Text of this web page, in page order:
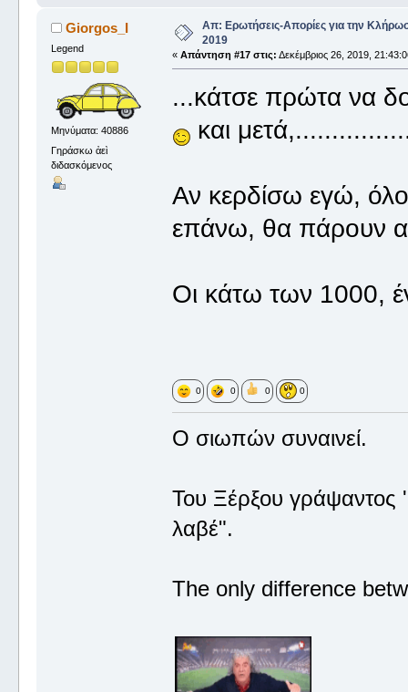
Giorgos_I
Legend
Μηνύματα: 40886
Γηράσκω ἀεὶ
διδασκόμενος
Απ: Ερωτήσεις-Απορίες για την
2019
«Απάντηση #17 στις: Δεκέμβριος 26, 2019,
...κάτσε πρώτα να
και
Αν κερδίσω εγώ,
επάνω, θα πάρουν
Οι κάτω των 1000,
0 0 0 0
Ο σιωπών συναινεί.
Του Ξέρξου
λαβέ".
The only difference